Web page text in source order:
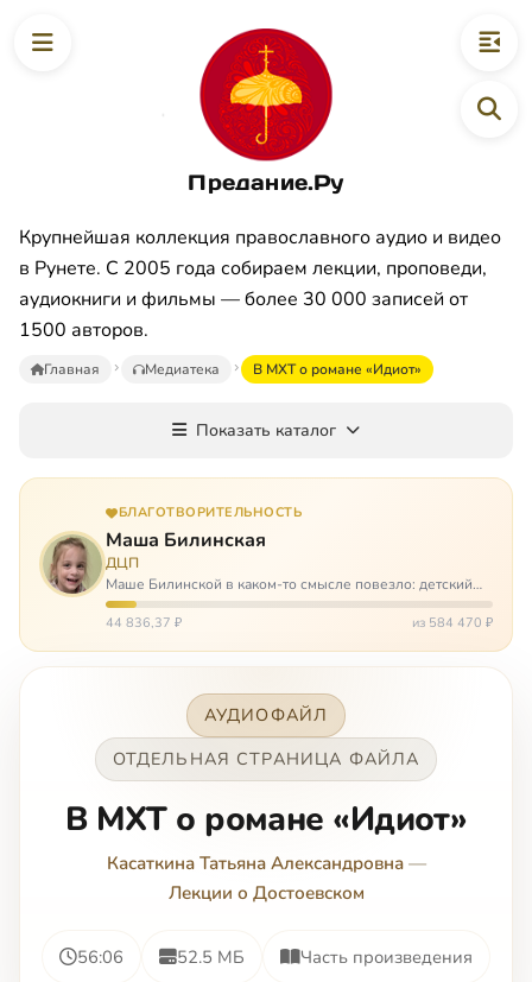
Предание.Ру
Крупнейшая коллекция православного аудио и видео
в Рунете. С 2005 года собираем лекции, проповеди,
аудиокниги и фильмы — более 30 000 записей от
1500 авторов.
Главная Медиатека В МХТ о романе «Идиот»
Показать каталог
БЛАГОТВОРИТЕЛЬНОСТЬ
Маша Билинская
ДЦП
Маше Билинской в каком-то смысле повезло: детский
церебральный паралич зацепил её не очень сильно. Но
всё-таки есть диагноз и есть немалые проблемы – Маша
44 836,37 ₽ из 584 470 ₽
АУДИОФАЙЛ
ОТДЕЛЬНАЯ СТРАНИЦА ФАЙЛА
В МХТ о романе «Идиот»
Касаткина Татьяна Александровна—
Лекции о Достоевском
56:06 52.5 МБ Часть произведения